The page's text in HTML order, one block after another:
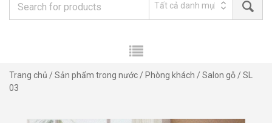
Trang chủ /Sản phẩm trong nước / Phòng khách /Salon gỗ / SL
03